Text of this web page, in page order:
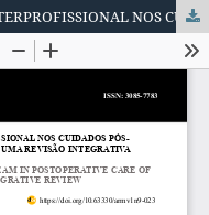
IMPORTÂNCIA DE UMA EQUIPE INTERPROFISSIONAL NOS CUIDADOS PÓS-OPERATÓRIOS DA TRAUMATOLOGIA FACIAL: UMA REVISÃO INTEGRATIVA